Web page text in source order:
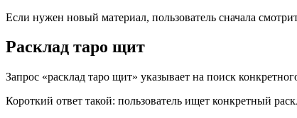
Если нужен новый материал, пользователь сначала
Расклад таро щит
Запрос «расклад таро щит» указывает на поиск
Короткий ответ такой: пользователь ищет конкретный